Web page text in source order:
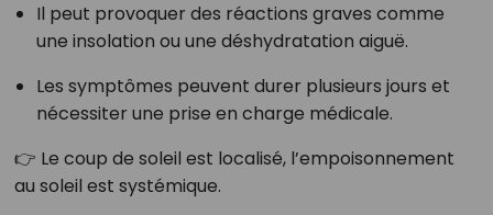
Il peut provoquer des réactions graves comme
une insolation ou une déshydratation aiguë.
Les symptômes peuvent durer plusieurs jours et
nécessiter une prise en charge médicale.
👉 Le coup de soleil est localisé, l’empoisonnement
au soleil est systémique.